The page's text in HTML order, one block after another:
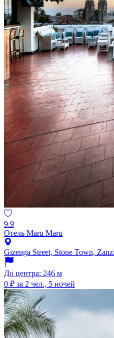
9.9
Отель Maru Maru
Gizenga Street, Stone Town,
До центра: 246 м
0 ₽ за 2 чел., 5 ночей